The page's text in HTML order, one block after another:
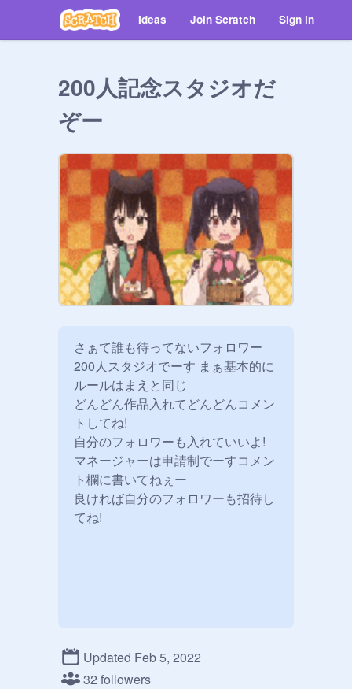
Ideas Join Scratch Sign in
200人記念スタジオだ
ぞー
さぁて誰も待ってないフォロワー
200人スタジオでーす まぁ基本的に
ルールはまえと同じ
どんどん作品入れてどんどんコメン
トしてね!
自分のフォロワーも入れていいよ!
マネージャーは申請制でーすコメン
ト欄に書いてねぇー
良ければ自分のフォロワーも招待し
てね!
Updated Feb 5, 2022
32 followers